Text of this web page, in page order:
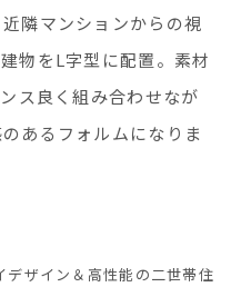
隣マンションからの視
物をL字型に配置。素材
ス良く組み合わせなが
あるフォルムになりま